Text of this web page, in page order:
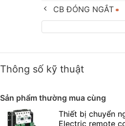
CB ĐÓNG NGẮT
Thông số kỹ thuật
Sản phẩm thường mua cùng
Thiết bị chuyển
Electric remote